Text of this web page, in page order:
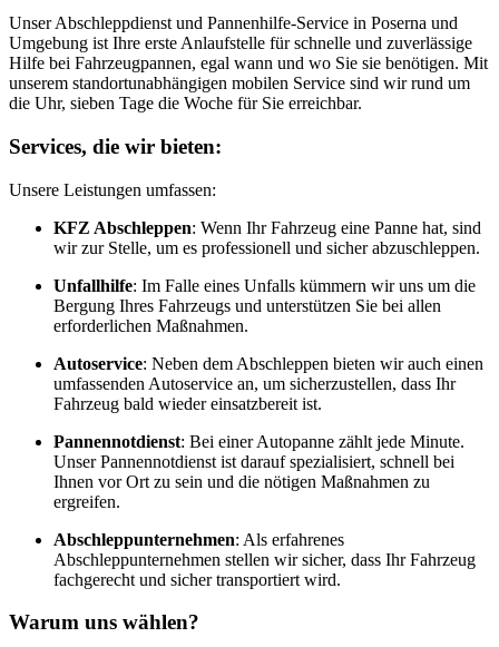
Unser Abschleppdienst und Pannenhilfe-Service in Poserna und
Umgebung ist Ihre erste Anlaufstelle für schnelle und zuverlässige
Hilfe bei Fahrzeugpannen, egal wann und wo Sie sie benötigen. Mit
unserem standortunabhängigen mobilen Service sind wir rund um
die Uhr, sieben Tage die Woche für Sie erreichbar.
Services, die wir bieten:
Unsere Leistungen umfassen:
KFZ Abschleppen: Wenn Ihr Fahrzeug eine Panne hat, sind
wir zur Stelle, um es professionell und sicher abzuschleppen.
Unfallhilfe: Im Falle eines Unfalls kümmern wir uns um die
Bergung Ihres Fahrzeugs und unterstützen Sie bei allen
erforderlichen Maßnahmen.
Autoservice: Neben dem Abschleppen bieten wir auch einen
umfassenden Autoservice an, um sicherzustellen, dass Ihr
Fahrzeug bald wieder einsatzbereit ist.
Pannennotdienst: Bei einer Autopanne zählt jede Minute.
Unser Pannennotdienst ist darauf spezialisiert, schnell bei
Ihnen vor Ort zu sein und die nötigen Maßnahmen zu
ergreifen.
Abschleppunternehmen: Als erfahrenes
Abschleppunternehmen stellen wir sicher, dass Ihr Fahrzeug
fachgerecht und sicher transportiert wird.
Warum uns wählen?